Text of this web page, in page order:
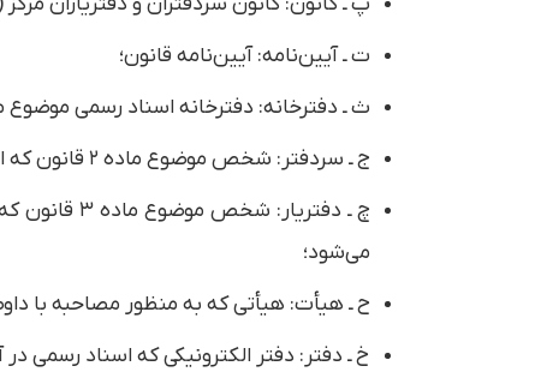
ت‌ ـ آیین‌نامه: آیین‌نامه قانون؛
ث‌ ـ دفترخانه: دفترخانه اسناد رسمی موضوع ماده ۱
ج‌ ـ سردفتر: شخص موضوع ماده ۲ قانون که اداره امور دفترخانه اسناد رسمی را بر عهده دارد؛
چ‌ ـ
می‌شود؛
ح‌ ـ هیأت: هیأتی که به منظور مصاحبه با
خ‌ ـ دفتر: دفتر الکترونیکی که اسناد رسمی در آن ثبت می‌شود و جایگزین